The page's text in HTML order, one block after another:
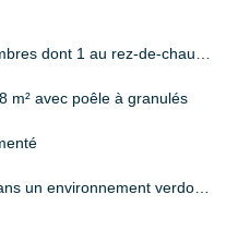
m² avec poêle à granulés